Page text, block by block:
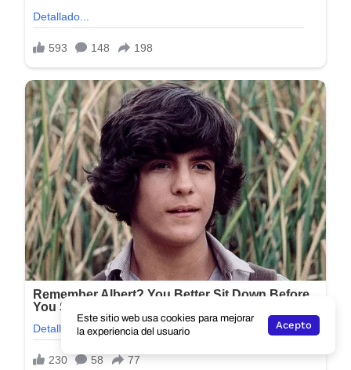
Este sitio web usa cookies para mejorar
la experiencia del usuario
Acepto